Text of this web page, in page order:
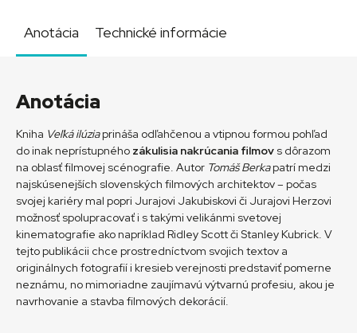
Anotácia Technické informácie
Anotácia
Kniha Veľká ilúziaprináša odľahčenou a vtipnou formou pohľad
do inak neprístupného zákulisia nakrúcania filmov s dôrazom
na oblasť filmovej scénografie. Autor Tomáš Berkapatrí medzi
najskúsenejších slovenských filmových architektov – počas
svojej kariéry mal popri Jurajovi Jakubiskovi či Jurajovi Herzovi
možnosť spolupracovať i s takými velikánmi svetovej
kinematografie ako napríklad Ridley Scott či Stanley Kubrick. V
tejto publikácii chce prostredníctvom svojich textov a
originálnych fotografií i kresieb verejnosti predstaviť pomerne
neznámu, no mimoriadne zaujímavú výtvarnú profesiu, akou je
navrhovanie a stavba filmových dekorácií.